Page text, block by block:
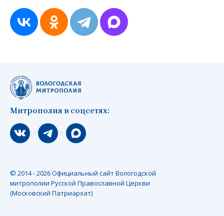
Митрополия в соцсетях:
Мы вконтакте
Мы в telegram
Мы в Макс
© 2014 - 2026 Официальный сайт Вологодской
митрополии Русской Православной Церкви
(Московский Патриархат)